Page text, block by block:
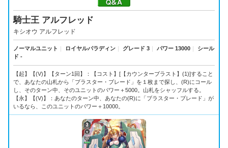
騎士王 アルフレッド
キシオウ アルフレッド
ノーマルユニット ロイヤルパラディン グレード 3 パワー 13000
シール
ド -
【起】【(V)】【ターン1回】：【コスト】[【カウンターブラスト】(1)]すること
で、あなたの山札から「ブラスター・ブレード」を１枚まで探し、(R)にコール
し、そのターン中、そのユニットのパワー＋5000。山札をシャッフルする。
【永】【(V)】：あなたのターン中、あなたの(R)に「ブラスター・ブレード」が
いるなら、このユニットのパワー＋10000。